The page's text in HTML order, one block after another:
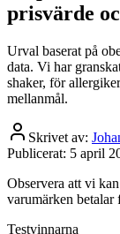
prisvärde
Urval baserat på
data. Vi har
shaker, för
mellanmål.
Skrivet av:
Publicerat: 5 april
Observera att vi
varumärken betalar
Testvinnarna